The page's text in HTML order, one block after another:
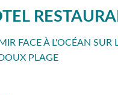
FACE À L'OCÉAN
PLAGE